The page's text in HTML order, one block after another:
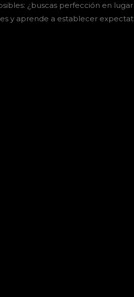
¿buscas perfección en
y aprende a establecer